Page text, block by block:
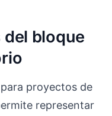
bloque
proyectos de
representar